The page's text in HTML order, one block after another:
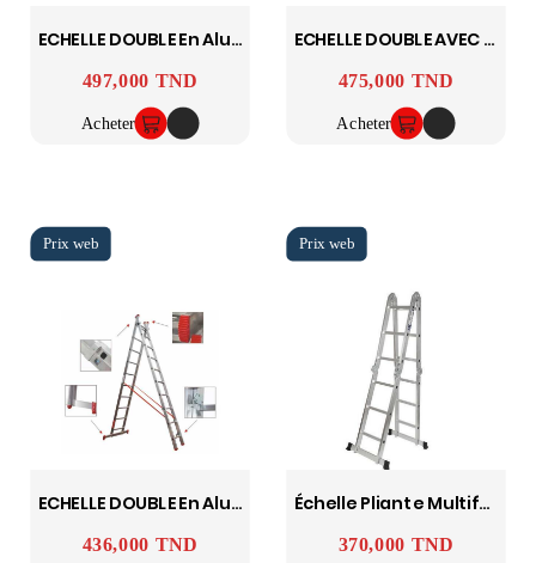
ECHELLE DOUBLE En Aluminium 3.5MX2 ASCADA
Prix
497,000 TND
Acheter
ECHELLE DOUBLE AVEC CORDE 3MX2 ASCADA
Prix
475,000 TND
Acheter
ECHELLE DOUBLE En Aluminium 3MX2 ASCADA
Prix
436,000 TND
Échelle Pliante Multifonction 4x4 En Aluminium – Hauteur 4,70 M
Prix
370,000 TND